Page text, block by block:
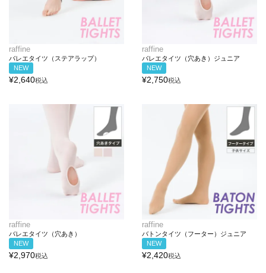
raffine
バレエタイツ（ステアラップ）
NEW
¥2,640税込
raffine
バレエタイツ（穴あき）ジュニア
NEW
¥2,750税込
raffine
バレエタイツ（穴あき）
NEW
¥2,970税込
raffine
バトンタイツ（フーター）ジュニア
NEW
¥2,420税込